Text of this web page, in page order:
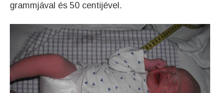
grammjával és 50 centijével.